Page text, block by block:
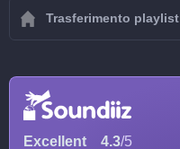
Trasferimento playlist
Excellent 4.3/5